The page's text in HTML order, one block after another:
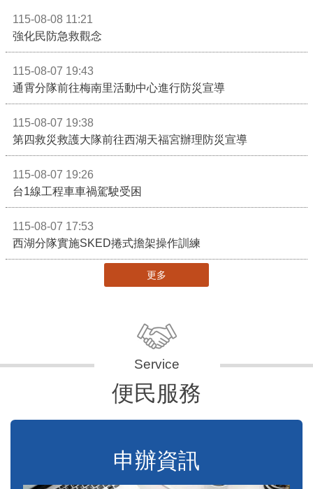
115-08-08 11:21
強化民防急救觀念
115-08-07 19:43
通霄分隊前往梅南里活動中心進行防災宣導
115-08-07 19:38
第四救災救護大隊前往西湖天福宮辦理防災宣導
115-08-07 19:26
台1線工程車車禍駕駛受困
115-08-07 17:53
西湖分隊實施SKED捲式擔架操作訓練
更多
便民服務
申辦資訊